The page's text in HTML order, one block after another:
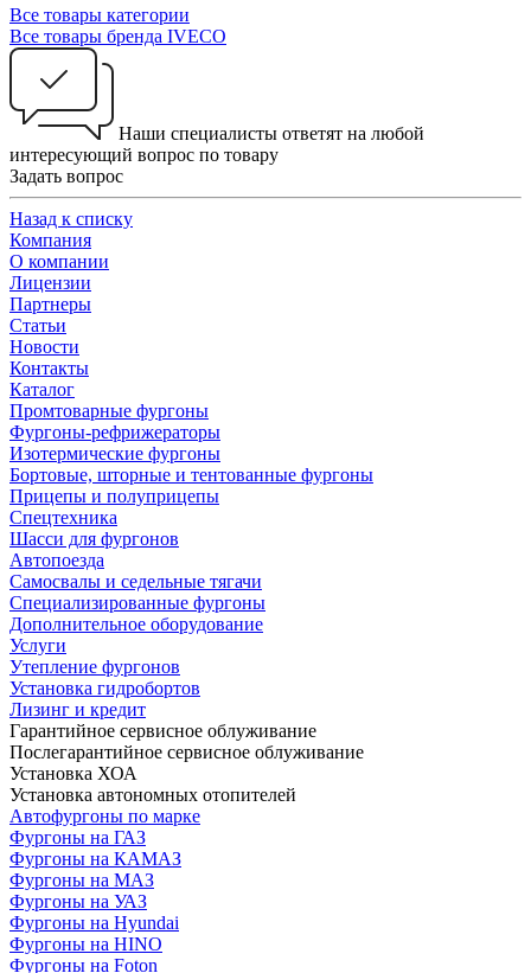
Все товары категории
Все товары бренда IVECO
Наши специалисты ответят на любой
интересующий вопрос по товару
Задать вопрос
Назад к списку
Компания
О компании
Лицензии
Партнеры
Статьи
Новости
Контакты
Каталог
Промтоварные фургоны
Фургоны-рефрижераторы
Изотермические фургоны
Бортовые, шторные и тентованные фургоны
Прицепы и полуприцепы
Спецтехника
Шасси для фургонов
Автопоезда
Самосвалы и седельные тягачи
Специализированные фургоны
Дополнительное оборудование
Услуги
Утепление фургонов
Установка гидробортов
Лизинг и кредит
Гарантийное сервисное облуживание
Послегарантийное сервисное облуживание
Установка ХОА
Установка автономных отопителей
Автофургоны по марке
Фургоны на ГАЗ
Фургоны на КАМАЗ
Фургоны на МАЗ
Фургоны на УАЗ
Фургоны на Hyundai
Фургоны на HINO
Фургоны на Foton